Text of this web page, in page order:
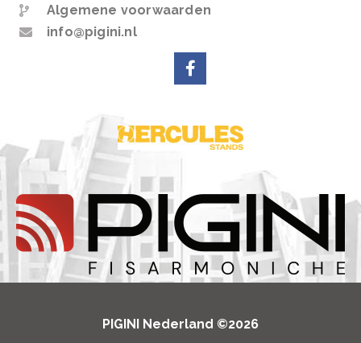
Algemene voorwaarden
info@pigini.nl
PIGINI Nederland ©2026